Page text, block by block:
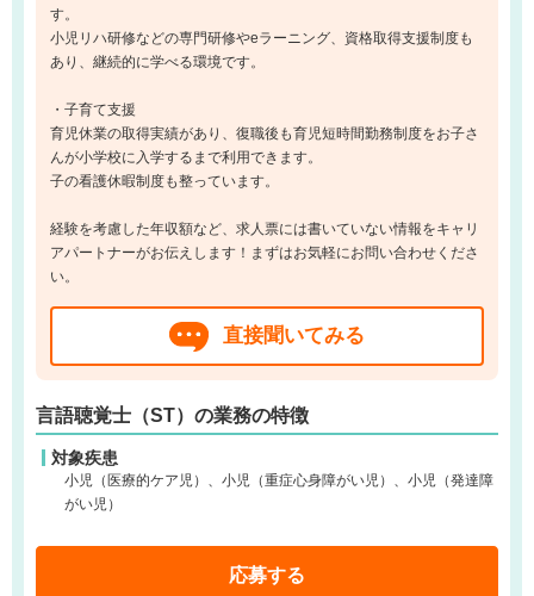
す。
小児リハ研修などの専門研修やeラーニング、資格取得支援制度も
あり、継続的に学べる環境です。
・子育て支援
育児休業の取得実績があり、復職後も育児短時間勤務制度をお子さ
んが小学校に入学するまで利用できます。
子の看護休暇制度も整っています。
経験を考慮した年収額など、求人票には書いていない情報をキャリ
アパートナーがお伝えします！まずはお気軽にお問い合わせくださ
い。
直接聞いてみる
言語聴覚士（ST）の業務の特徴
対象疾患
小児（医療的ケア児）、小児（重症心身障がい児）、小児（発達障
がい児）
応募する